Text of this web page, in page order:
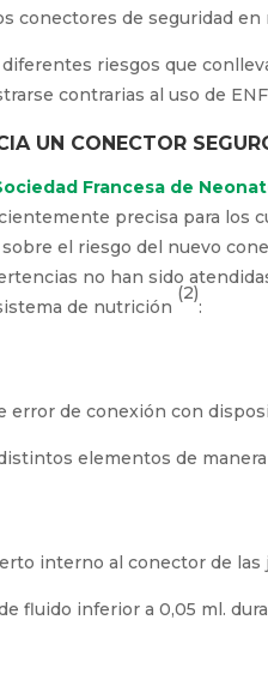
conectores de seguridad en
diferentes riesgos que
contrarias al uso de
UN CONECTOR
Francesa de
precisa para los
sobre el riesgo del nuevo
no han sido
de nutrición
(2)
:
de conexión con
elementos de manera
interno al conector de las
fluido inferior a 0,05 ml.